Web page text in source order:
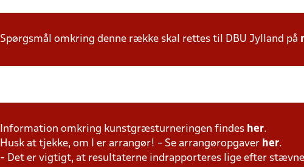
Spørgsmål omkring denne række skal rettes til DBU Jylland på
Information omkring kunstgræsturneringen findes her.
Husk at tjekke, om I er arrangør! - Se arrangøropgaver her.
- Det er vigtigt, at resultaterne indrapporteres lige efter